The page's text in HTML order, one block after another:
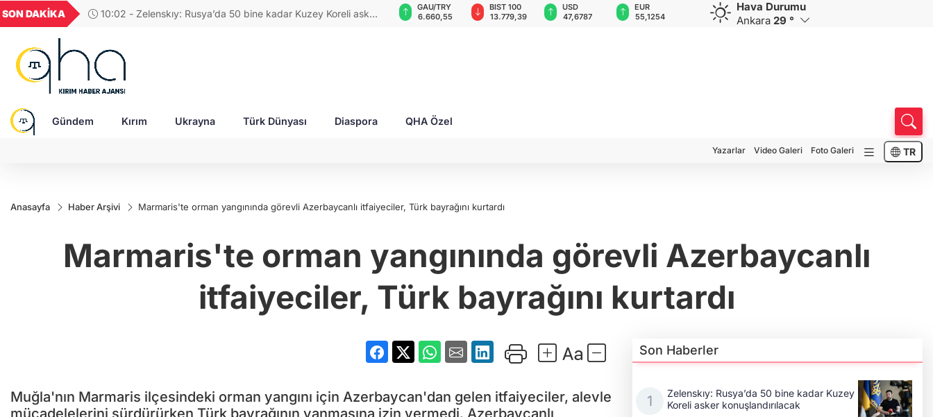
SON DAKİKA 09:19 - Rus ordusu Donetsk'i vurdu: 3 ölü, 6 yaralı!
UYU
1,1849
18,2677
16,3788
27,9743
0,0018
GAU/TRY
6.660,55
BIST 100
13.779,39
USD
47,6787
EUR
55,1254
GBP
64,3468
CHF
59,0083
Hava Durumu
Ankara 29 °
Gündem Kırım Ukrayna Türk Dünyası Diaspora QHA Özel
Yazarlar Video Galeri Foto Galeri TR
Anasayfa Haber Arşivi Marmaris'te orman yangınında görevli Azerbaycanlı itfaiyeciler, Türk bayrağını kurtardı
Marmaris'te orman yangınında görevli Azerbaycanlı
itfaiyeciler, Türk bayrağını kurtardı
Muğla'nın Marmaris ilçesindeki orman yangını için Azerbaycan'dan gelen itfaiyeciler, alevle
Son Haberler
Zelenskıy: Rusya’da 50 bine kadar Kuzey
Koreli asker konuşlandırılacak